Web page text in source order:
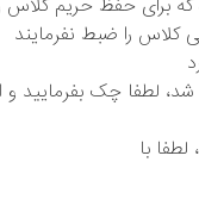
برای حفظ حریم‌ کلاس
را ضبط نفرمایند
لطفا چک بفرمایید و
با